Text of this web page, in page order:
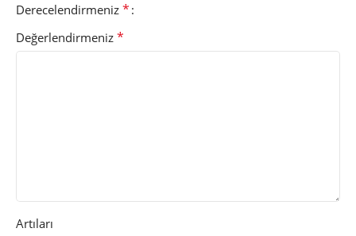
Derecelendirmeniz *
Değerlendirmeniz *
Artıları